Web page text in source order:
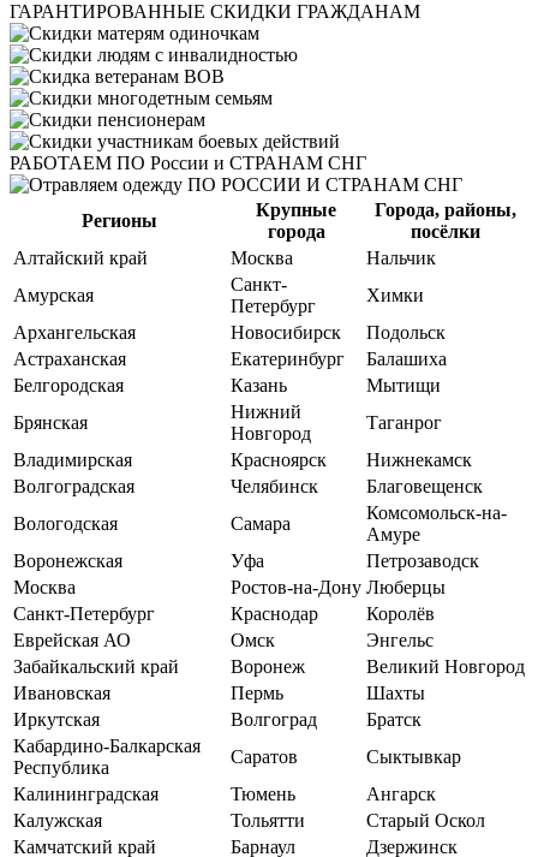
ГАРАНТИРОВАННЫЕ СКИДКИ ГРАЖДАНАМ
РАБОТАЕМ ПО России и СТРАНАМ СНГ
Регионы
Крупные
города
Города, районы,
посёлки
Алтайский край
Москва
Нальчик
Амурская
Санкт-
Петербург
Химки
Архангельская
Новосибирск
Подольск
Астраханская
Екатеринбург
Балашиха
Белгородская
Казань
Мытищи
Брянская
Нижний
Новгород
Таганрог
Владимирская
Красноярск
Нижнекамск
Волгоградская
Челябинск
Благовещенск
Вологодская
Самара
Комсомольск-на-
Амуре
Воронежская
Уфа
Петрозаводск
Москва
Ростов-на-Дону Люберцы
Санкт-Петербург
Краснодар
Королёв
Еврейская АО
Омск
Энгельс
Забайкальский край
Воронеж
Великий Новгород
Ивановская
Пермь
Шахты
Иркутская
Волгоград
Братск
Кабардино-Балкарская
Республика
Саратов
Сыктывкар
Калининградская
Тюмень
Ангарск
Калужская
Тольятти
Старый Оскол
Камчатский край
Барнаул
Дзержинск